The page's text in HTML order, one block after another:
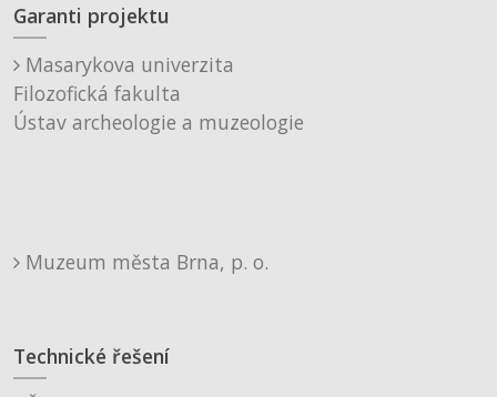
Garanti projektu
Masarykova univerzita
Filozofická fakulta
Ústav archeologie a muzeologie
Muzeum města Brna, p. o.
Technické řešení